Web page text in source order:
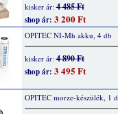
kisker ár:4 485 Ft
shop ár: 3 200 Ft
OPITEC NI-Mh akku, 4 db
kisker ár:4 890 Ft
shop ár: 3 495 Ft
OPITEC morze-készülék, 1